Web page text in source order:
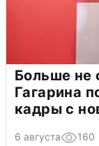
Больше не
Гагарина
кадры с
6 августа 160